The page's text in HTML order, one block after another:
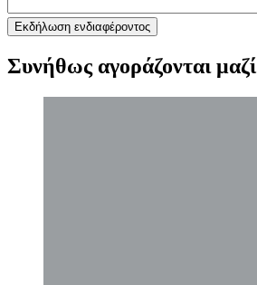
Συνήθως αγοράζονται μαζί